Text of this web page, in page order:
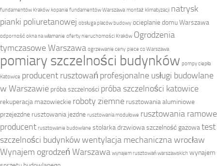
fundamentów Kraków kopanie fundamentów Warszawa montaż klimatyzacji natrysk
pianki poliuretanowej obsługa placów budowy ocieplanie domu Warszawa
odporność okna na włamanie oferty nieruchomości Kraków Ogrodzenia
tymczasowe Warszawa ogrzewanie ceny piece co Warszawa
pomiary szczelności budynków pompy ciepła
Katowice producent rusztowań profesjonalne usługi budowlane
w Warszawie próba szczelności próba szczelności katowice
rekuperacja mazowieckie roboty ziemne rusztowania aluminiowe
przejezdne rusztowania jezdne rusztowania modułowe rusztowania ramowe
producent rusztowanie budowlane stolarka drzwiowaszczelność gazowatest
szczelności budynkówwentylacja mechaniczna wrocław
Wynajem ogrodzeń Warszawa wynajem rusztowań warszawskich wynajem